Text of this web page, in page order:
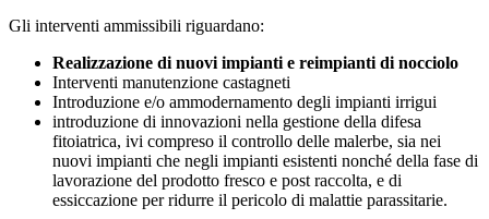
Gli interventi ammissibili riguardano:
Realizzazione di nuovi impianti e reimpianti di nocciolo
Interventi manutenzione castagneti
Introduzione e/o ammodernamento degli impianti irrigui
introduzione di innovazioni nella gestione della difesa
fitoiatrica, ivi compreso il controllo delle malerbe, sia nei
nuovi impianti che negli impianti esistenti nonché della fase di
lavorazione del prodotto fresco e post raccolta, e di
essiccazione per ridurre il pericolo di malattie parassitarie.